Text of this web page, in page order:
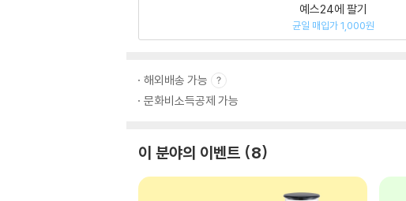
예스24에 팔기
균일 매입가 1,000원
해외배송 가능
문화비소득공제 가능
이 분야의 이벤트 8